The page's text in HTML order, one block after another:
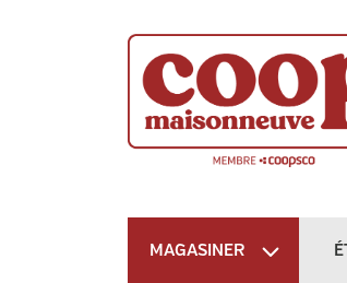
MAGASINER